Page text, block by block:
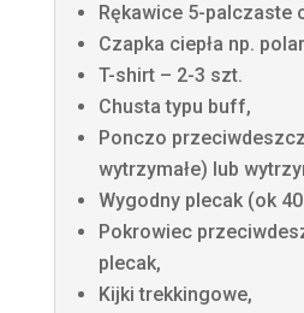
Rękawice 5-palczaste
Czapka ciepła np.
T-shirt – 2-3 szt.
Chusta typu buff,
Ponczo
wytrzymałe) lub
Wygodny plecak (ok
Pokrowiec
plecak,
Kijki trekkingowe,